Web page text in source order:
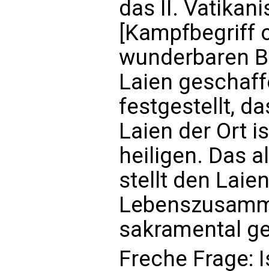
das II.
[Kampfbegriff
wunderbaren
Laien
festgestellt,
Laien der Ort
heiligen. Das
stellt den
sakramental
Freche Frage: